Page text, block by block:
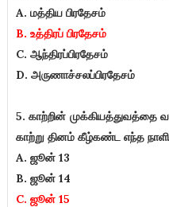
A. மத்திய பிரதேசம்
B. உத்திரப் பிரதேசம்
C. ஆந்திரப்பிரதேசம்
D. அருணாச்சலப்பிரதேசம்
5. காற்றின் முக்கியத்துவத்தை
காற்று தினம் கீழ்கண்ட எந்த
A. ஜூன் 13
B. ஜூன் 14
C. ஜூன் 15